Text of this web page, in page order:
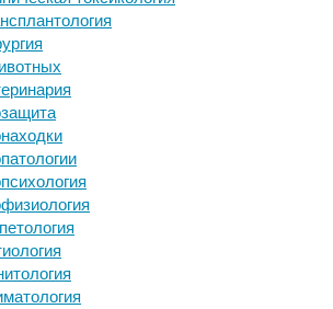
,
,
кислота повышает
к
заболеваниям
контроля аппетита через
найдены в миндалине
вакцина в
излечила мышей от
за новостями